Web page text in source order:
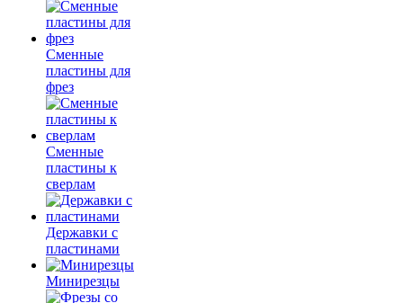
Сменные
пластины для
фрез
Сменные
пластины к
сверлам
Державки с
пластинами
Минирезцы